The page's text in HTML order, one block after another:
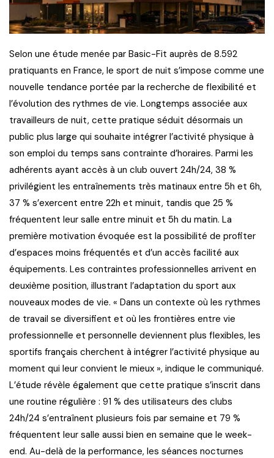
Selon une étude menée par Basic-Fit auprès de 8.592
pratiquants en France, le sport de nuit s’impose comme une
nouvelle tendance portée par la recherche de flexibilité et
l’évolution des rythmes de vie. Longtemps associée aux
travailleurs de nuit, cette pratique séduit désormais un
public plus large qui souhaite intégrer l’activité physique à
son emploi du temps sans contrainte d’horaires. Parmi les
adhérents ayant accès à un club ouvert 24h/24, 38 %
privilégient les entraînements très matinaux entre 5h et 6h,
37 % s’exercent entre 22h et minuit, tandis que 25 %
fréquentent leur salle entre minuit et 5h du matin. La
première motivation évoquée est la possibilité de profiter
d’espaces moins fréquentés et d’un accès facilité aux
équipements. Les contraintes professionnelles arrivent en
deuxième position, illustrant l’adaptation du sport aux
nouveaux modes de vie. « Dans un contexte où les rythmes
de travail se diversifient et où les frontières entre vie
professionnelle et personnelle deviennent plus flexibles, les
sportifs français cherchent à intégrer l’activité physique au
moment qui leur convient le mieux », indique le communiqué.
L’étude révèle également que cette pratique s’inscrit dans
une routine régulière : 91 % des utilisateurs des clubs
24h/24 s’entraînent plusieurs fois par semaine et 79 %
fréquentent leur salle aussi bien en semaine que le week-
end. Au-delà de la performance, les séances nocturnes